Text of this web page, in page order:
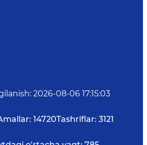
: 2026-08-06 17:15:03
14720Tashriflar: 3121